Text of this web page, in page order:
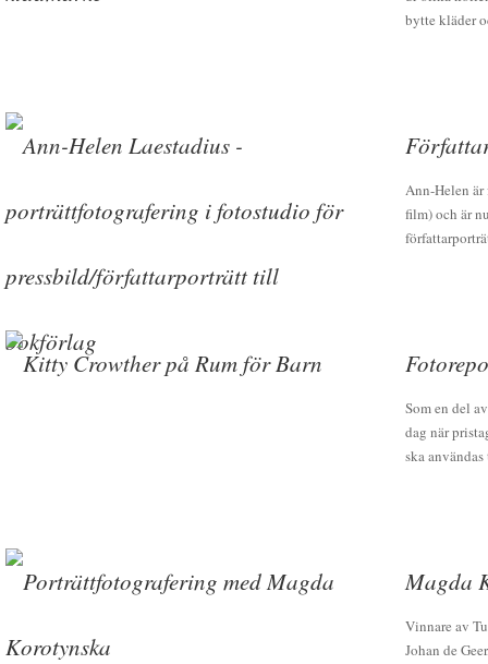
bytte kläder
Ann-Helen är
film) och är
Som en del
dag när
ska
Magda
Vinnare av
Johan de